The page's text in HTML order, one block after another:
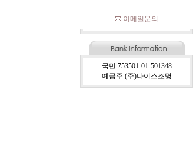
이메일문의
국민 753501-01-501348
예금주:(주)나이스조명